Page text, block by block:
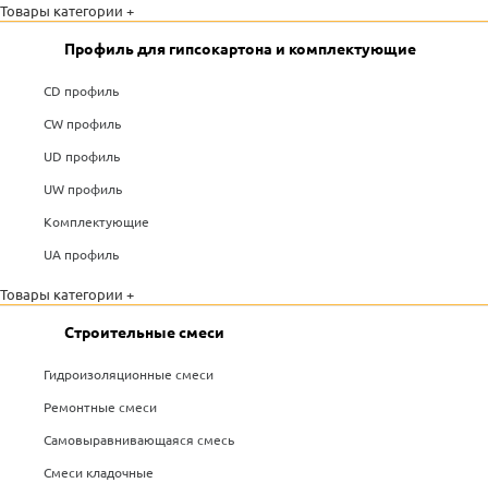
Товары категории +
Профиль для гипсокартона и комплектующие
CD профиль
CW профиль
UD профиль
UW профиль
Комплектующие
UA профиль
Товары категории +
Строительные смеси
Гидроизоляционные смеси
Ремонтные смеси
Самовыравнивающаяся смесь
Смеси кладочные